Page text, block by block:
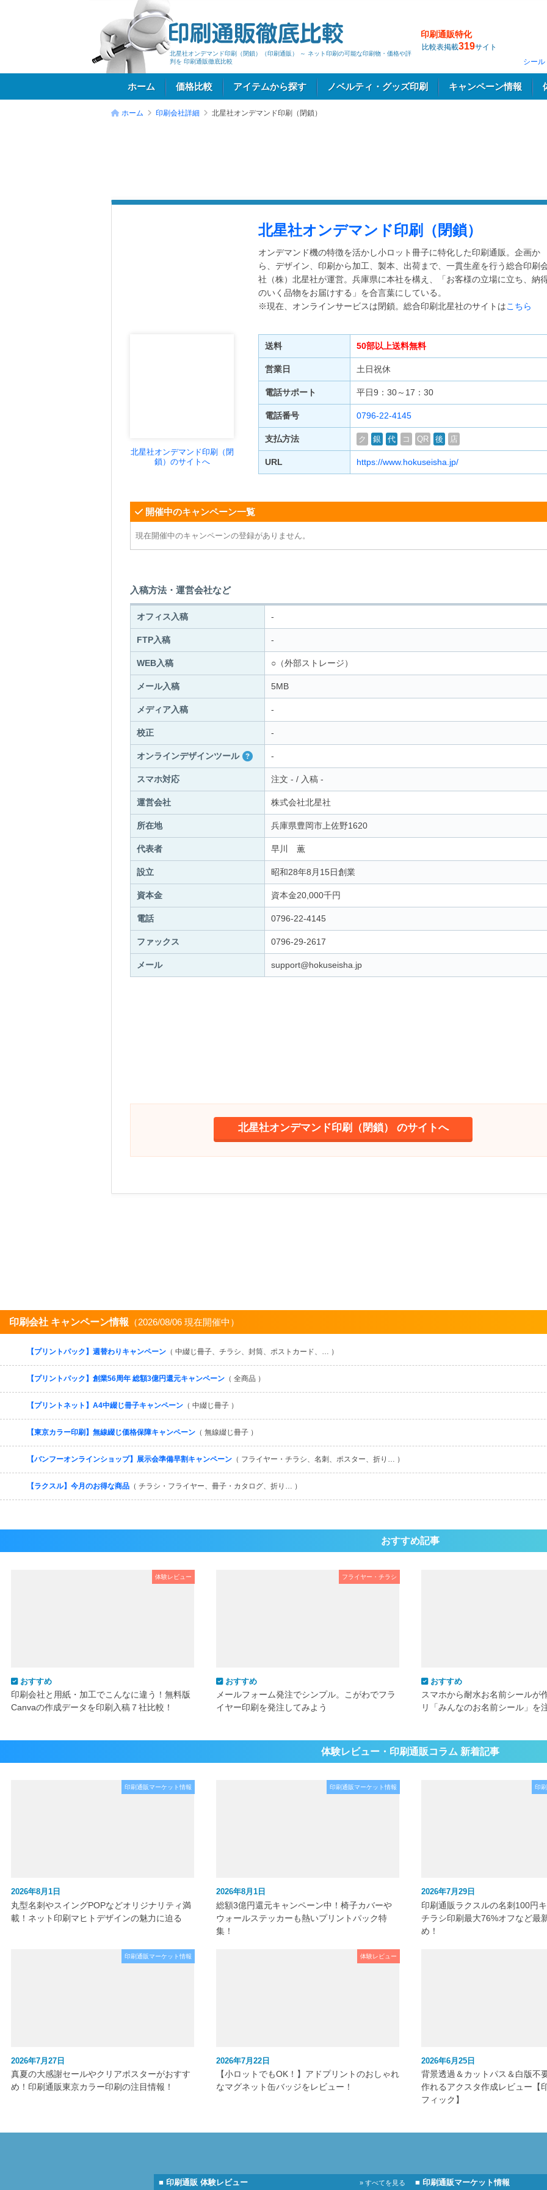
北星社オンデマンド印刷（閉鎖）（印刷通販） ～ ネット印刷の可能な印刷物・価格や評
判を 印刷通販徹底比較
印刷通販特化
比較表掲載319サイト
シー
ホーム 価格比較 アイテムから探す ノベルティ・グッズ印刷 キャンペーン情報
ホーム 印刷会社詳細 北星社オンデマンド印刷（閉鎖）
北星社オンデマンド印刷（閉鎖）
オンデマンド機の特徴を活かし小ロット冊子に特化した印刷通販。企画か
ら、デザイン、印刷から加工、製本、出荷まで、一貫生産を行う総合印刷
社（株）北星社が運営。兵庫県に本社を構え、「お客様の立場に立ち、納
のいく品物をお届けする」を合言葉にしている。
※現在、オンラインサービスは閉鎖。総合印刷北星社のサイトはこちら
北星社オンデマンド印刷（閉
鎖）のサイトへ
送料 50部以上送料無料
営業日 土日祝休
電話サポート 平日9：30～17：30
電話番号 0796-22-4145
支払方法 ク 銀 代 コ QR 後 店
URL https://www.hokuseisha.jp/
開催中のキャンペーン一覧
現在開催中のキャンペーンの登録がありません。
入稿方法・運営会社など
オフィス入稿 -
FTP入稿 -
WEB入稿 ○（外部ストレージ）
メール入稿 5MB
メディア入稿 -
校正 -
オンラインデザインツール -
スマホ対応 注文 - / 入稿 -
運営会社 株式会社北星社
所在地 兵庫県豊岡市上佐野1620
代表者 早川 薫
設立 昭和28年8月15日創業
資本金 資本金20,000千円
電話 0796-22-4145
ファックス 0796-29-2617
メール support@hokuseisha.jp
北星社オンデマンド印刷（閉鎖） のサイトへ
印刷会社 キャンペーン情報 （2026/08/06 現在開催中）
【プリントパック】週替わりキャンペーン （ 中綴じ冊子、チラシ、封筒、ポストカード、… ）
【プリントパック】創業56周年 総額3億円還元キャンペーン （ 全商品 ）
【プリントネット】A4中綴じ冊子キャンペーン （ 中綴じ冊子 ）
【東京カラー印刷】無線綴じ価格保障キャンペーン （ 無線綴じ冊子 ）
【バンフーオンラインショップ】展示会準備早割キャンペーン （ フライヤー・チラシ、名刺、ポスター、折り… ）
【ラクスル】今月のお得な商品 （ チラシ・フライヤー、冊子・カタログ、折り… ）
おすすめ記事
体験レビュー
おすすめ
印刷会社と用紙・加工でこんなに違う！無料版
Canvaの作成データを印刷入稿７社比較！
フライヤー・チラシ
おすすめ
メールフォーム発注でシンプル。こがわでフラ
イヤー印刷を発注してみよう
おすすめ
スマホから耐水お名前シールが
リ「みんなのお名前シール」を
体験レビュー・印刷通販コラム 新着記事
印刷通販マーケット情報
2026年8月1日
丸型名刺やスイングPOPなどオリジナリティ満
載！ネット印刷マヒトデザインの魅力に迫る
印刷通販マーケット情報
2026年8月1日
総額3億円還元キャンペーン中！椅子カバーや
ウォールステッカーも熱いプリントパック特
集！
印
2026年7月29日
印刷通販ラクスルの名刺100円
チラシ印刷最大76%オフなど最
め！
印刷通販マーケット情報
2026年7月27日
真夏の大感謝セールやクリアポスターがおすす
め！印刷通販東京カラー印刷の注目情報！
体験レビュー
2026年7月22日
【小ロットでもOK！】アドプリントのおしゃれ
なマグネット缶バッジをレビュー！
2026年6月25日
背景透過＆カットパス＆白版不
作れるアクスタ作成レビュー【
フィック】
■ 印刷通販 体験レビュー » すべてを見る ■ 印刷通販マーケット情報